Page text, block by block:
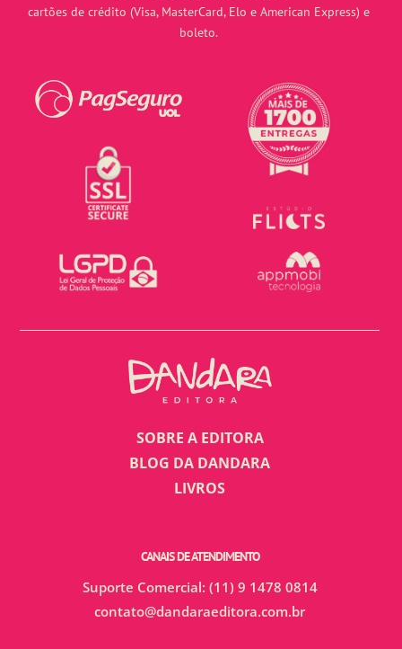
cartões de crédito (Visa, MasterCard, Elo e American Express) e
boleto.
SOBRE A EDITORA
BLOG DA DANDARA
LIVROS
CANAIS DE ATENDIMENTO
Suporte Comercial: (11) 9 1478 0814
contato@dandaraeditora.com.br